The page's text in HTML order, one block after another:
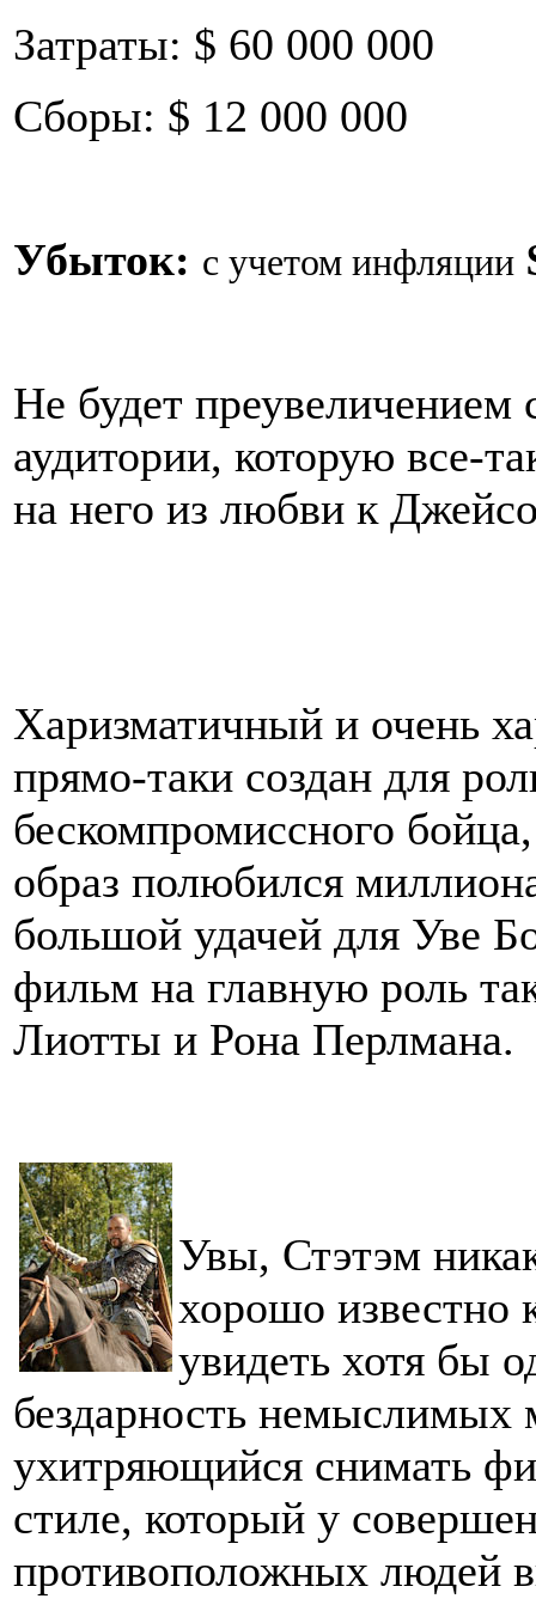
Затраты: $ 60 000 000
Сборы: $ 12 000 000
Убыток: с учетом инфляции
Не будет преувеличением
аудитории, которую все-
на него из любви к
Харизматичный и очень
прямо-таки создан для
бескомпромиссного
образ полюбился
большой удачей для Уве
фильм на главную роль
Лиотты и Рона Перлмана.
Увы, Стэтэм
хорошо известно
увидеть хотя бы
бездарность
ухитряющийся снимать
стиле, который у
противоположных людей